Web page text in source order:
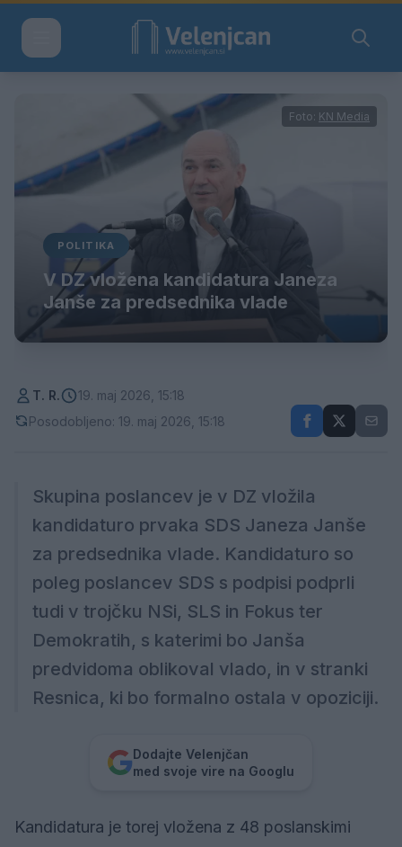
Foto: KN Media
POLITIKA
V DZ vložena kandidatura Janeza
Janše za predsednika vlade
T. R.
19. maj 2026, 15:18
Posodobljeno: 19. maj 2026, 15:18
Skupina poslancev je v DZ vložila
kandidaturo prvaka SDS Janeza Janše
za predsednika vlade. Kandidaturo so
poleg poslancev SDS s podpisi podprli
tudi v trojčku NSi, SLS in Fokus ter
Demokratih, s katerimi bo Janša
predvidoma oblikoval vlado, in v stranki
Resnica, ki bo formalno ostala v opoziciji.
Dodajte Velenjčan
med svoje vire na Googlu
Kandidatura je torej vložena z 48 poslanskimi